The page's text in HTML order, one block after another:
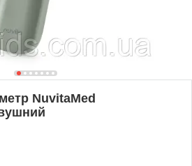
NuvitaMed